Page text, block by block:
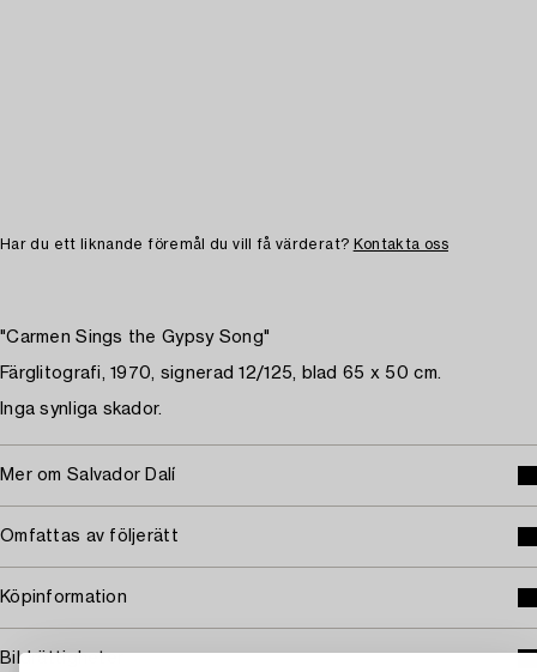
Har du ett liknande föremål du vill få värderat? Kontakta oss
"Carmen Sings the Gypsy Song"
Färglitografi, 1970, signerad 12/125, blad 65 x 50 cm.
Inga synliga skador.
Mer om Salvador Dalí
Omfattas av följerätt
Köpinformation
Bildrättigheter